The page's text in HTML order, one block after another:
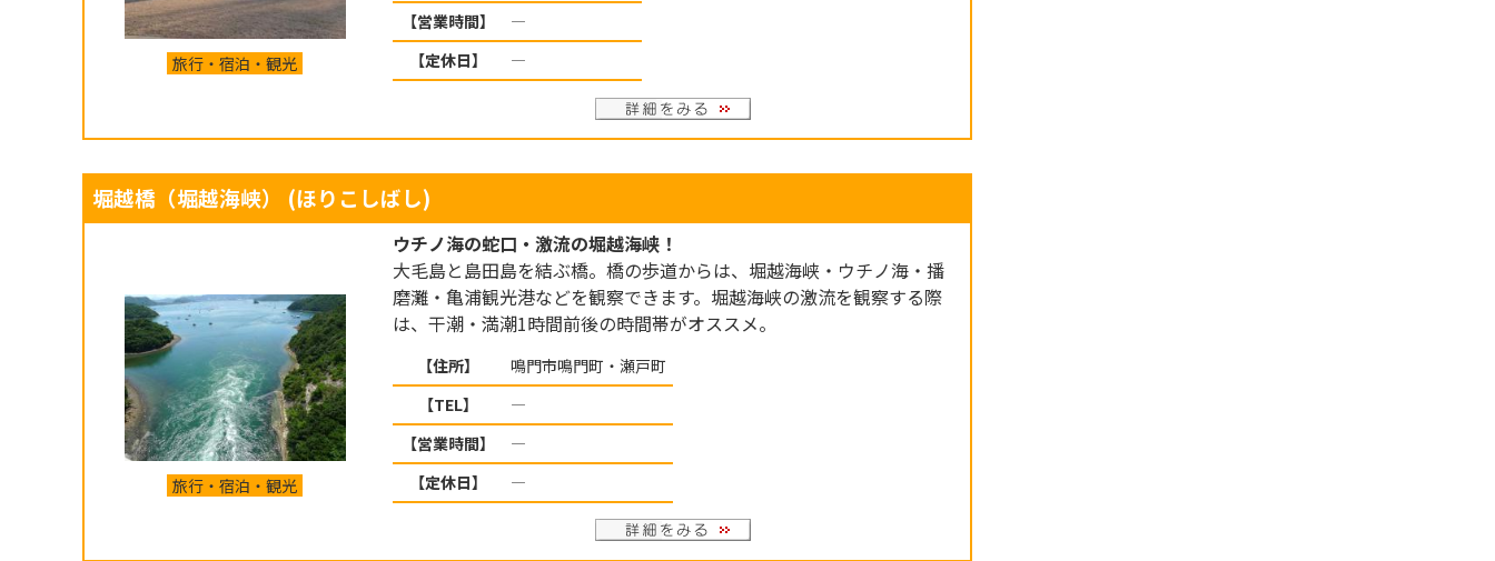
旅行・宿泊・観光
【営業時間】
―
【定休日】
―
堀越橋（堀越海峡） (ほりこしばし)
旅行・宿泊・観光
ウチノ海の蛇口・激流の堀越海峡！
大毛島と島田島を結ぶ橋。橋の歩道からは、堀越海峡・ウチノ海・播
磨灘・亀浦観光港などを観察できます。堀越海峡の激流を観察する際
は、干潮・満潮1時間前後の時間帯がオススメ。
【住所】
鳴門市鳴門町・瀬戸町
【TEL】
―
【営業時間】
―
【定休日】
―